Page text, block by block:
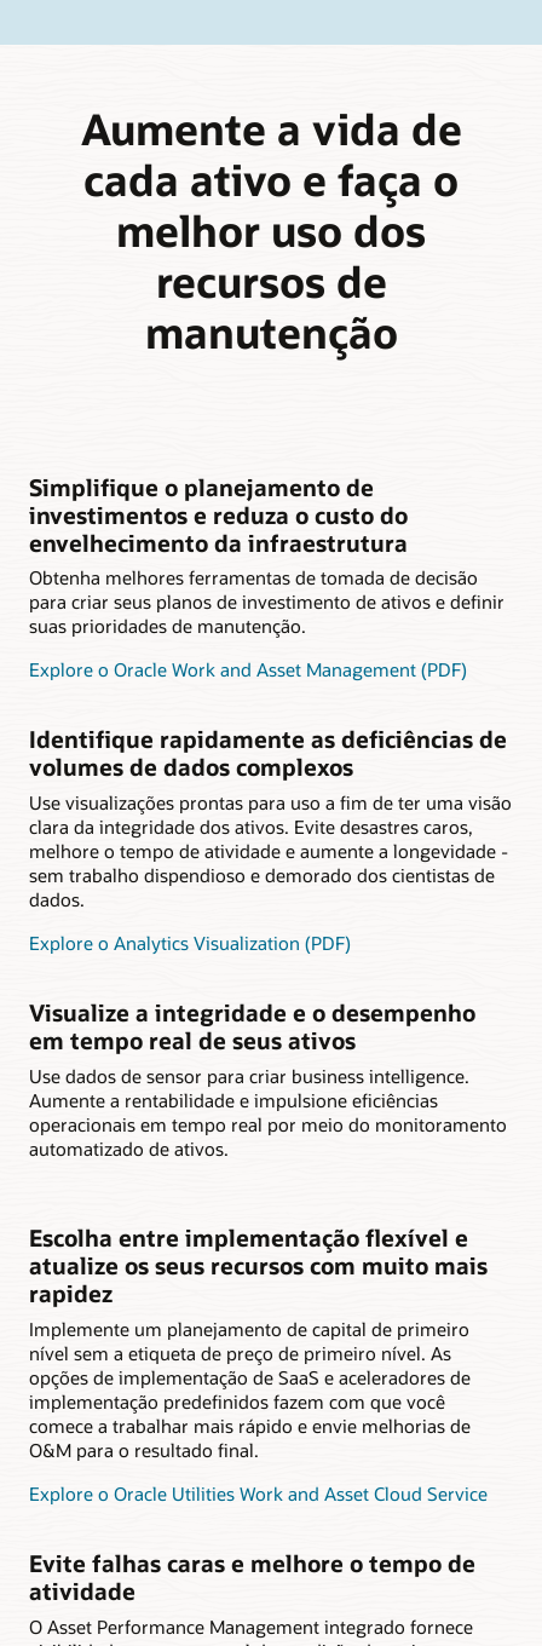
Aumente a vida de
cada ativo e faça o
melhor uso dos
recursos de
manutenção
Simplifique o planejamento de
investimentos e reduza o custo do
envelhecimento da infraestrutura
Obtenha melhores ferramentas de tomada de decisão
para criar seus planos de investimento de ativos e definir
suas prioridades de manutenção.
Explore o Oracle Work and Asset Management (PDF)
Identifique rapidamente as deficiências de
volumes de dados complexos
Use visualizações prontas para uso a fim de ter uma visão
clara da integridade dos ativos. Evite desastres caros,
melhore o tempo de atividade e aumente a longevidade -
sem trabalho dispendioso e demorado dos cientistas de
dados.
Explore o Analytics Visualization (PDF)
Visualize a integridade e o desempenho
em tempo real de seus ativos
Use dados de sensor para criar business intelligence.
Aumente a rentabilidade e impulsione eficiências
operacionais em tempo real por meio do monitoramento
automatizado de ativos.
Escolha entre implementação flexível e
atualize os seus recursos com muito mais
rapidez
Implemente um planejamento de capital de primeiro
nível sem a etiqueta de preço de primeiro nível. As
opções de implementação de SaaS e aceleradores de
implementação predefinidos fazem com que você
comece a trabalhar mais rápido e envie melhorias de
O&M para o resultado final.
Explore o Oracle Utilities Work and Asset Cloud Service
Evite falhas caras e melhore o tempo de
atividade
O Asset Performance Management integrado fornece